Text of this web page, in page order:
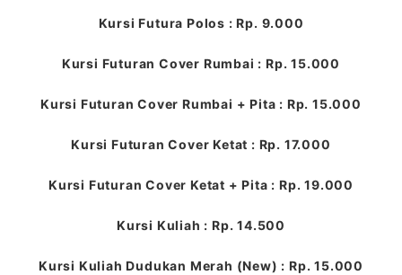
Kursi Futura Polos : Rp. 9.000
Kursi Futuran Cover Rumbai : Rp. 15.000
Kursi Futuran Cover Rumbai + Pita : Rp. 15.000
Kursi Futuran Cover Ketat : Rp. 17.000
Kursi Futuran Cover Ketat + Pita : Rp. 19.000
Kursi Kuliah : Rp. 14.500
Kursi Kuliah Dudukan Merah (New) : Rp. 15.000